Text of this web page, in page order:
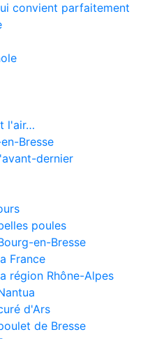
convient parfaitement
l'air…
Bresse
dernier
poules
en-Bresse
France
région Rhône-Alpes
d'Ars
de Bresse